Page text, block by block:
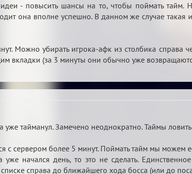
- повысить шансы на то, чтобы поймать
она вполне успешно. В данном же случае
Можно убирать игрока-афк из столбика справа
вкладки (за 3 минуты они обычно уже
уже тайманул. Замечено неоднократно. Таймы
с сервером более 5 минут. Поймать тайм мы можем
начался день, то это не сделать.
списке справа до ближайшего хода босса (или до